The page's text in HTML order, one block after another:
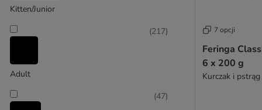
Concept for Life
Crave
Dogs'n Tiger
Kitten/Junior
Adult
(217)
(47)
7 opcji
Feringa
6 x 200 g
Kurczak i pstrąg